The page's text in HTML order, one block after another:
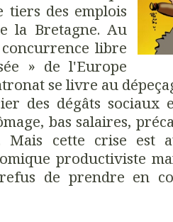
tiers des emplois
la Bretagne. Au
libre
» de l'Europe
se livre au
des dégâts sociaux
bas salaires,
Mais cette crise est
productiviste
de prendre en